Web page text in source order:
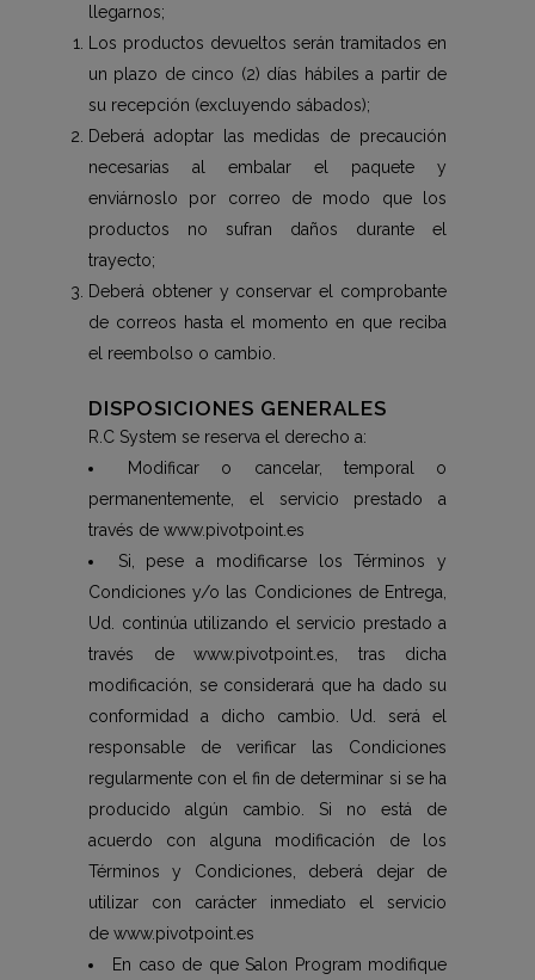
llegarnos;
Los productos devueltos serán tramitados en
un plazo de cinco (2) días hábiles a partir de
su recepción (excluyendo sábados);
Deberá adoptar las medidas de precaución
necesarias al embalar el paquete y
enviárnoslo por correo de modo que los
productos no sufran daños durante el
trayecto;
Deberá obtener y conservar el comprobante
de correos hasta el momento en que reciba
el reembolso o cambio.
DISPOSICIONES GENERALES
R.C System se reserva el derecho a:
Modificar o cancelar, temporal o
permanentemente, el servicio prestado a
través de www.pivotpoint.es
Si, pese a modificarse los Términos y
Condiciones y/o las Condiciones de Entrega,
Ud. continúa utilizando el servicio prestado a
través de www.pivotpoint.es, tras dicha
modificación, se considerará que ha dado su
conformidad a dicho cambio. Ud. será el
responsable de verificar las Condiciones
regularmente con el fin de determinar si se ha
producido algún cambio. Si no está de
acuerdo con alguna modificación de los
Términos y Condiciones, deberá dejar de
utilizar con carácter inmediato el servicio
de www.pivotpoint.es
En caso de que Salon Program modifique